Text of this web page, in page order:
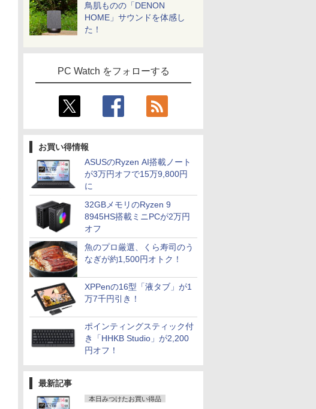
鳥肌ものの「DENON
HOME」サウンドを体感し
た！
PC Watch をフォローする
お買い得情報
ASUSのRyzen AI搭載ノート
が3万円オフで15万9,800円
に
32GBメモリのRyzen 9
8945HS搭載ミニPCが2万円
オフ
魚のプロ厳選、くら寿司のう
なぎが約1,500円オトク！
XPPenの16型「液タブ」が1
万7千円引き！
ポインティングスティック付
き「HHKB Studio」が2,200
円オフ！
最新記事
本日みつけたお買い得品